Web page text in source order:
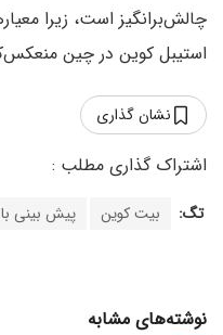
چالش‌برانگیز است، زیرا
استیبل کوین در چین
نشان گذاری
تگ: بیت کوین پیش بینی
نوشته‌های مشابه